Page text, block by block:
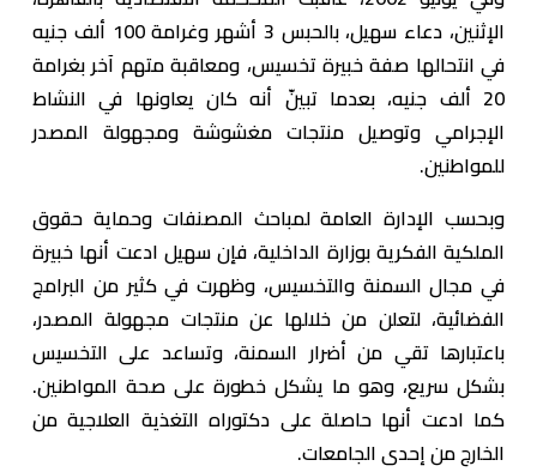
الإثنين، دعاء سهيل، بالحبس 3 أشهر وغرامة 100 ألف جنيه
في انتحالها صفة خبيرة تخسيس، ومعاقبة متهم آخر بغرامة
20 ألف جنيه، بعدما تبينّ أنه كان يعاونها في النشاط
الإجرامي وتوصيل منتجات مغشوشة ومجهولة المصدر
للمواطنين.
وبحسب الإدارة العامة لمباحث المصنفات وحماية حقوق
الملكية الفكرية بوزارة الداخلية، فإن سهيل ادعت أنها خبيرة
في مجال السمنة والتخسيس، وظهرت في كثير من البرامج
الفضائية، لتعلن من خلالها عن منتجات مجهولة المصدر،
باعتبارها تقي من أضرار السمنة، وتساعد على التخسيس
بشكل سريع، وهو ما يشكل خطورة على صحة المواطنين.
كما ادعت أنها حاصلة على دكتوراه التغذية العلاجية من
الخارج من إحدى الجامعات.